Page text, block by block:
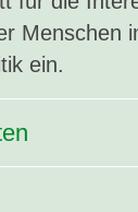
Menschen
ein.